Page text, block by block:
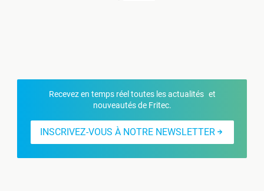
Recevez en temps réel toutes les actualités et
nouveautés de Fritec.
INSCRIVEZ-VOUS À NOTRE NEWSLETTER